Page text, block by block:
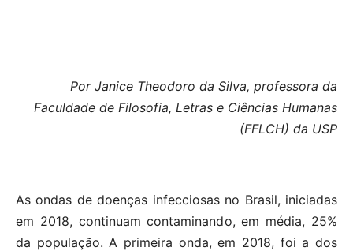
Por Janice Theodoro da Silva, professora da
Faculdade de Filosofia, Letras e Ciências Humanas
(FFLCH) da USP
As ondas de doenças infecciosas no Brasil, iniciadas
em 2018, continuam contaminando, em média, 25%
da população. A primeira onda, em 2018, foi a dos